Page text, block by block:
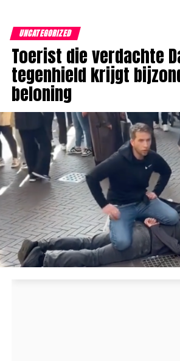
UNCATEGORIZED
Toerist die verdachte
tegenhield krijgt
beloning